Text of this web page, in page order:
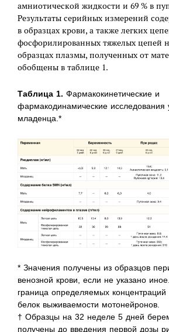
амниотической жидкости и 69 % в
Результаты серийных измерений
в образцах крови, а также легких
фосфорилированных тяжелых цепей
образцах плазмы, полученных от
обобщены в таблице 1.
Таблица 1. Фармакокинетические и
фармакодинамические исследования
младенца.*
* Значения получены из образцов
венозной крови, если не указано
граница определяемых
белок выживаемости мотонейронов.
† Образцы на 32 неделе 5 дней
получены до введения первой дозы